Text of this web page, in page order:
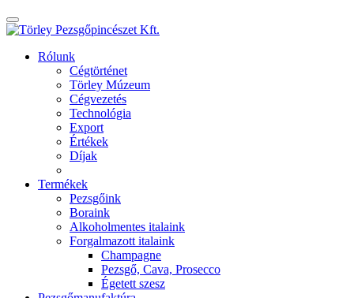
Rólunk
Cégtörténet
Törley Múzeum
Cégvezetés
Technológia
Export
Értékek
Díjak
Termékek
Pezsgőink
Boraink
Alkoholmentes italaink
Forgalmazott italaink
Champagne
Pezsgő, Cava, Prosecco
Égetett szesz